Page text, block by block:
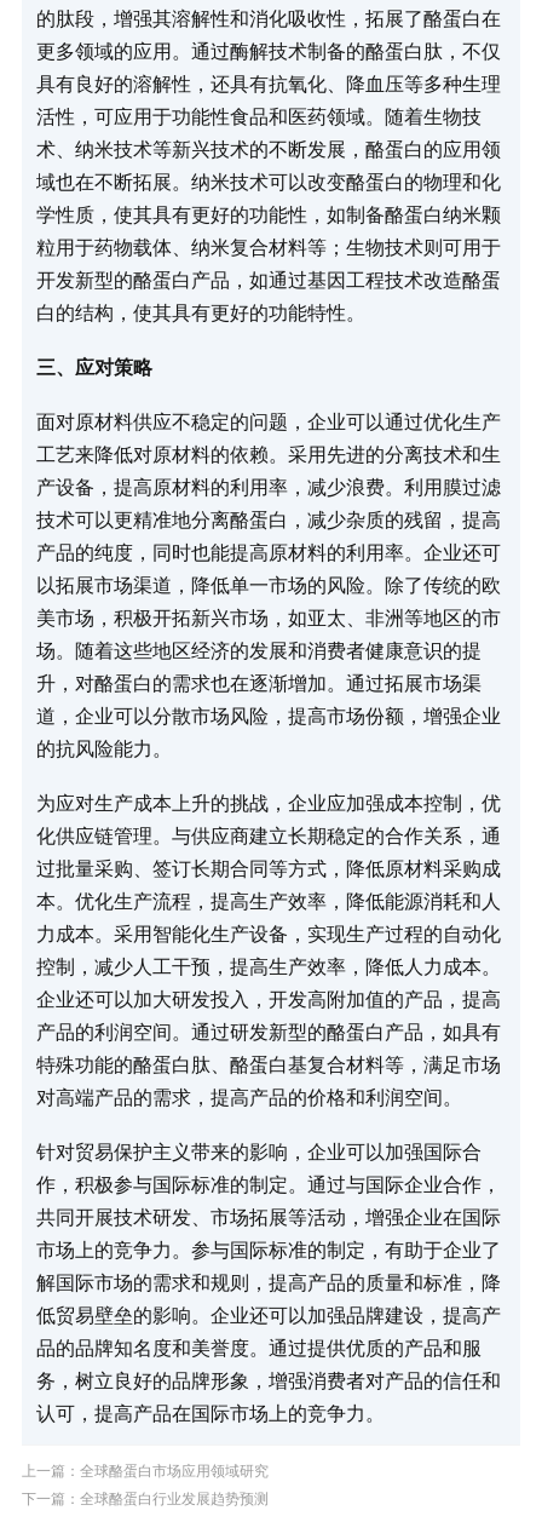
的肽段，增强其溶解性和消化吸收性，拓展了酪蛋白在
更多领域的应用。通过酶解技术制备的酪蛋白肽，不仅
具有良好的溶解性，还具有抗氧化、降血压等多种生理
活性，可应用于功能性食品和医药领域。随着生物技
术、纳米技术等新兴技术的不断发展，酪蛋白的应用领
域也在不断拓展。纳米技术可以改变酪蛋白的物理和化
学性质，使其具有更好的功能性，如制备酪蛋白纳米颗
粒用于药物载体、纳米复合材料等；生物技术则可用于
开发新型的酪蛋白产品，如通过基因工程技术改造酪蛋
白的结构，使其具有更好的功能特性。​
三、应对策略​
面对原材料供应不稳定的问题，企业可以通过优化生产
工艺来降低对原材料的依赖。采用先进的分离技术和生
产设备，提高原材料的利用率，减少浪费。利用膜过滤
技术可以更精准地分离酪蛋白，减少杂质的残留，提高
产品的纯度，同时也能提高原材料的利用率。企业还可
以拓展市场渠道，降低单一市场的风险。除了传统的欧
美市场，积极开拓新兴市场，如亚太、非洲等地区的市
场。随着这些地区经济的发展和消费者健康意识的提
升，对酪蛋白的需求也在逐渐增加。通过拓展市场渠
道，企业可以分散市场风险，提高市场份额，增强企业
的抗风险能力。​
为应对生产成本上升的挑战，企业应加强成本控制，优
化供应链管理。与供应商建立长期稳定的合作关系，通
过批量采购、签订长期合同等方式，降低原材料采购成
本。优化生产流程，提高生产效率，降低能源消耗和人
力成本。采用智能化生产设备，实现生产过程的自动化
控制，减少人工干预，提高生产效率，降低人力成本。
企业还可以加大研发投入，开发高附加值的产品，提高
产品的利润空间。通过研发新型的酪蛋白产品，如具有
特殊功能的酪蛋白肽、酪蛋白基复合材料等，满足市场
对高端产品的需求，提高产品的价格和利润空间。​
针对贸易保护主义带来的影响，企业可以加强国际合
作，积极参与国际标准的制定。通过与国际企业合作，
共同开展技术研发、市场拓展等活动，增强企业在国际
市场上的竞争力。参与国际标准的制定，有助于企业了
解国际市场的需求和规则，提高产品的质量和标准，降
低贸易壁垒的影响。企业还可以加强品牌建设，提高产
品的品牌知名度和美誉度。通过提供优质的产品和服
务，树立良好的品牌形象，增强消费者对产品的信任和
认可，提高产品在国际市场上的竞争力。
上一篇：全球酪蛋白市场应用领域研究
下一篇：全球酪蛋白行业发展趋势预测